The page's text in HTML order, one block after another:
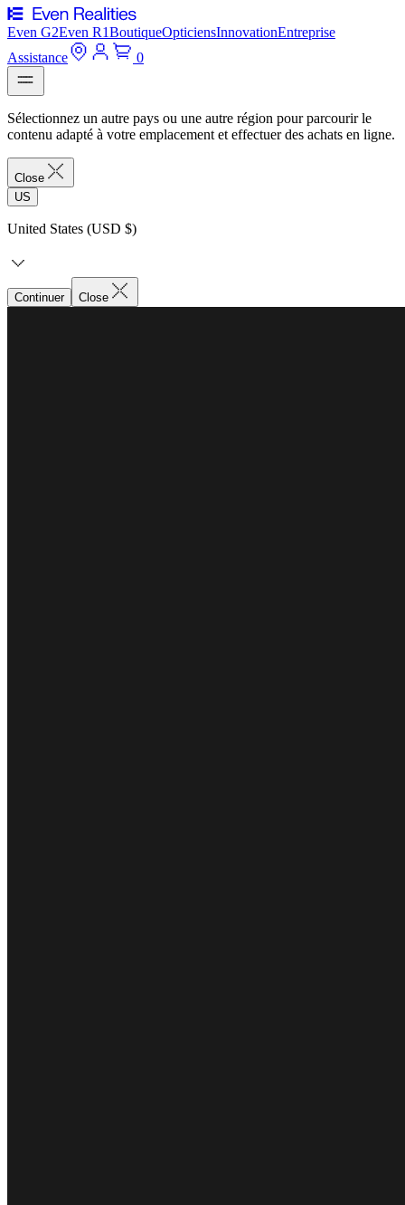
Even G2Even R1BoutiqueOpticiensInnovationEntreprise
Assistance
0
Sélectionnez un autre pays ou une autre région pour parcourir le
contenu adapté à votre emplacement et effectuer des achats en ligne.
Close
US
United States (USD $)
Continuer Close